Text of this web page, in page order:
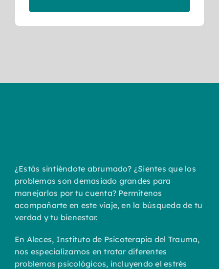
¿Estás sintiéndote abrumado? ¿Sientes que los
problemas son demasiado grandes para
manejarlos por tu cuenta? Permítenos
acompañarte en este viaje, en la búsqueda de tu
verdad y tu bienestar.
En Aleces, Instituto de Psicoterapia del Trauma,
nos especializamos en tratar diferentes
problemas psicológicos, incluyendo el estrés